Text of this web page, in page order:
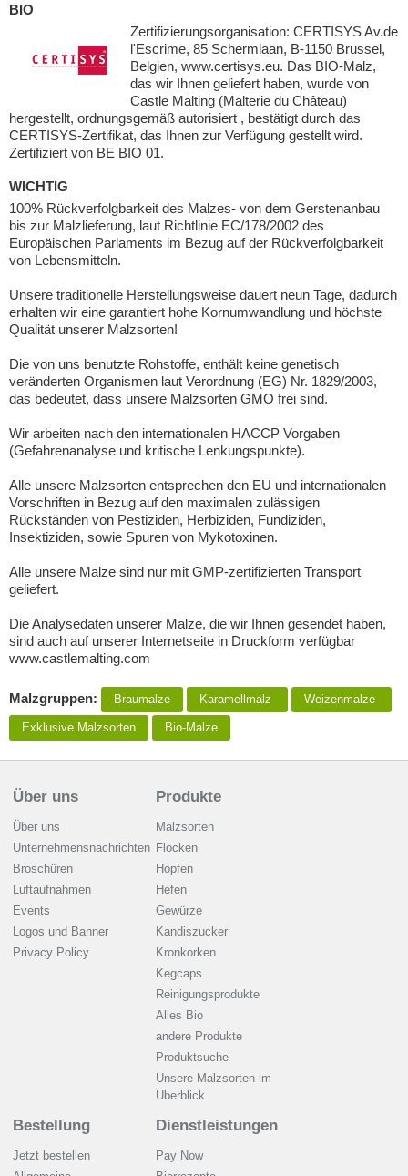
BIO
Zertifizierungsorganisation: CERTISYS Av.de
l'Escrime, 85 Schermlaan, B-1150 Brussel,
Belgien, www.certisys.eu. Das BIO-Malz,
das wir Ihnen geliefert haben, wurde von
Castle Malting (Malterie du Château)
hergestellt, ordnungsgemäß autorisiert , bestätigt durch das
CERTISYS-Zertifikat, das Ihnen zur Verfügung gestellt wird.
Zertifiziert von BE BIO 01.
WICHTIG
100% Rückverfolgbarkeit des Malzes- von dem Gerstenanbau
bis zur Malzlieferung, laut Richtlinie EC/178/2002 des
Europäischen Parlaments im Bezug auf der Rückverfolgbarkeit
von Lebensmitteln.
Unsere traditionelle Herstellungsweise dauert neun Tage, dadurch
erhalten wir eine garantiert hohe Kornumwandlung und höchste
Qualität unserer Malzsorten!
Die von uns benutzte Rohstoffe, enthält keine genetisch
veränderten Organismen laut Verordnung (EG) Nr. 1829/2003,
das bedeutet, dass unsere Malzsorten GMO frei sind.
Wir arbeiten nach den internationalen HACCP Vorgaben
(Gefahrenanalyse und kritische Lenkungspunkte).
Alle unsere Malzsorten entsprechen den EU und internationalen
Vorschriften in Bezug auf den maximalen zulässigen
Rückständen von Pestiziden, Herbiziden, Fundiziden,
Insektiziden, sowie Spuren von Mykotoxinen.
Alle unsere Malze sind nur mit GMP-zertifizierten Transport
geliefert.
Die Analysedaten unserer Malze, die wir Ihnen gesendet haben,
sind auch auf unserer Internetseite in Druckform verfügbar
www.castlemalting.com
Malzgruppen: Braumalze Karamellmalz Weizenmalze
Exklusive Malzsorten Bio-Malze
Über uns
Über uns
Unternehmensnachrichten
Broschüren
Luftaufnahmen
Events
Logos und Banner
Privacy Policy
Produkte
Malzsorten
Flocken
Hopfen
Hefen
Gewürze
Kandiszucker
Kronkorken
Kegcaps
Reinigungsprodukte
Alles Bio
andere Produkte
Produktsuche
Unsere Malzsorten im
Überblick
Bestellung
Jetzt bestellen
Dienstleistungen
Pay Now